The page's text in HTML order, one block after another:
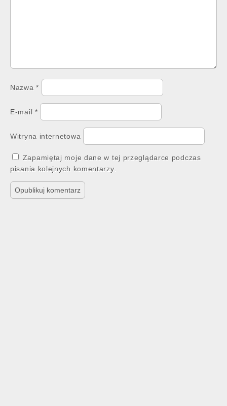
Nazwa*
E-mail *
Witryna internetowa
Zapamiętaj moje dane w tej przeglądarce podczas
pisania kolejnych komentarzy.